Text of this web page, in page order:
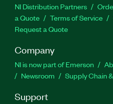
NI Distribution Partners
a Quote
Terms of Service
Request a Quote
Company
NI is now part of Emerson
Newsroom
Supply Chain
Support